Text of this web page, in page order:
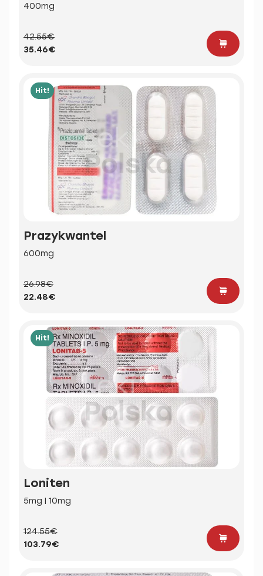
400mg
42.55€
35.46€
Hit!
Prazykwantel
600mg
26.98€
22.48€
Hit!
Loniten
5mg | 10mg
124.55€
103.79€